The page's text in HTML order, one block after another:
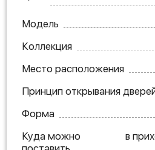
Модель
Коллекция
Место расположения
Принцип открывания
Форма
Куда можно
в